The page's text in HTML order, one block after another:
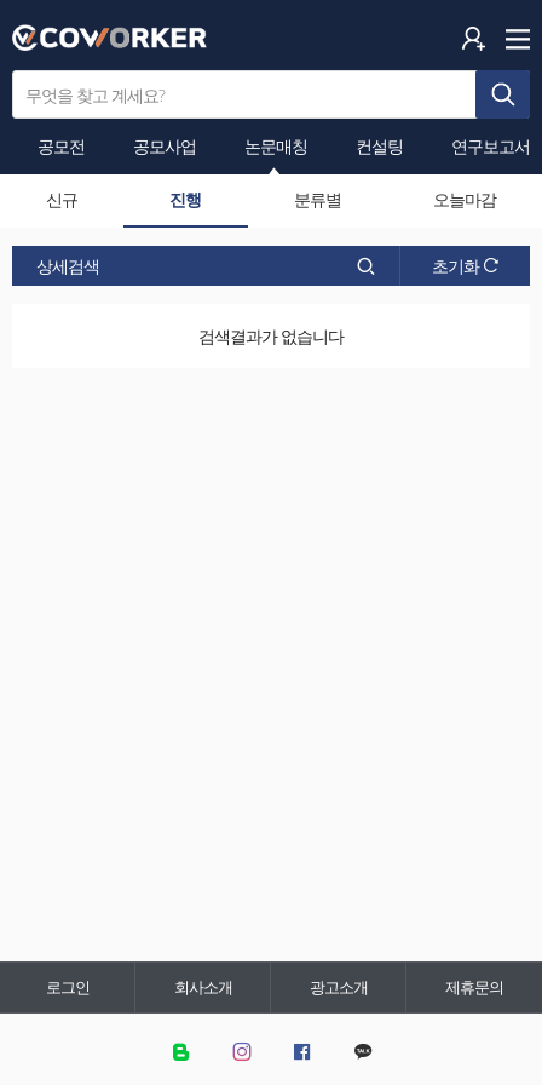
공모전 공모사업 논문매칭 컨설팅 연구보고서
신규 진행 분류별 오늘마감
상세검색
기
초기화
검색결과가 없습니다
로그인 회사소개 광고소개 제휴문의